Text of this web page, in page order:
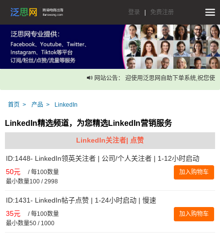
登录 免费注册
网站公告： 迎使用泛思网自助下单系统,祝您使用
首页 产品 LinkedIn
LinkedIn精选频道，为您精选LinkedIn营销服务
LinkedIn关注者| 点赞
ID:1448- LinkedIn领英关注者 | 公司/个人关注者 | 1-12小时启动
50元 /每100数量
最小数量100 / 2998
加入购物车
ID:1431- LinkedIn帖子点赞 | 1-24小时启动 | 慢速
35元 /每100数量
最小数量50 / 1000
加入购物车